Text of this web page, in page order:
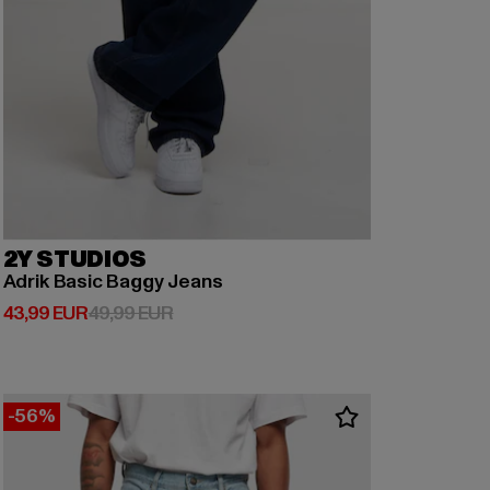
2Y STUDIOS
Adrik Basic Baggy Jeans
43,99 EUR
Derzeitiger Preis: 43,99 EUR
49,99 EURAktionspreis: 49,99 EUR
-56%